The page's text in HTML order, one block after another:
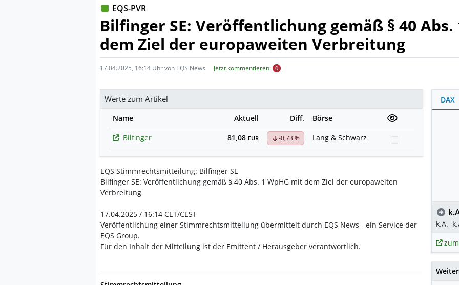
EQS-PVR
Bilfinger SE: Veröffentlichung gemäß § 40 Abs.
dem Ziel der europaweiten Verbreitung
17.04.2025, 16:14 Uhr von EQS News Jetzt kommentieren: 0
Werte zum Artikel
Name Aktuell Diff.
Börse
Bilfinger
81,08 EUR -0,73 % Lang & Schwarz
EQS Stimmrechtsmitteilung: Bilfinger SE
Bilfinger SE: Veröffentlichung gemäß § 40 Abs. 1 WpHG mit dem Ziel der europaweiten
Verbreitung
17.04.2025 / 16:14 CET/CEST
Veröffentlichung einer Stimmrechtsmitteilung übermittelt durch EQS News - ein Service der
EQS Group.
Für den Inhalt der Mitteilung ist der Emittent / Herausgeber verantwortlich.
DAX
k.A.